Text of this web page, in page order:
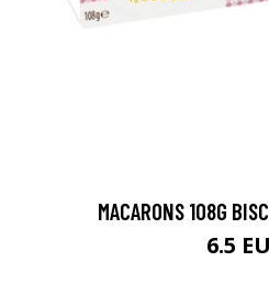
MACARONS 108G
6.5